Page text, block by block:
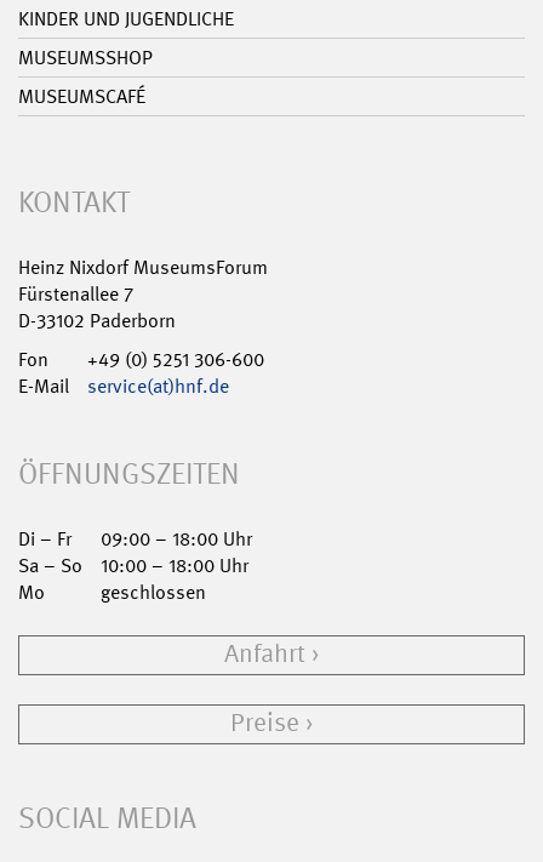
KINDER UND JUGENDLICHE
MUSEUMSSHOP
MUSEUMSCAFÉ
KONTAKT
Heinz Nixdorf MuseumsForum
Fürstenallee 7
D-33102 Paderborn
Fon
+49 (0) 5251 306-600
E-Mail
service(at)hnf.de
ÖFFNUNGSZEITEN
Di – Fr
09:00 – 18:00 Uhr
Sa – So
10:00 – 18:00 Uhr
Mo
geschlossen
Anfahrt
Preise
SOCIAL MEDIA